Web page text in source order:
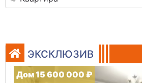
ЭКСКЛЮЗИВ
Дом 15 600 000 ₽